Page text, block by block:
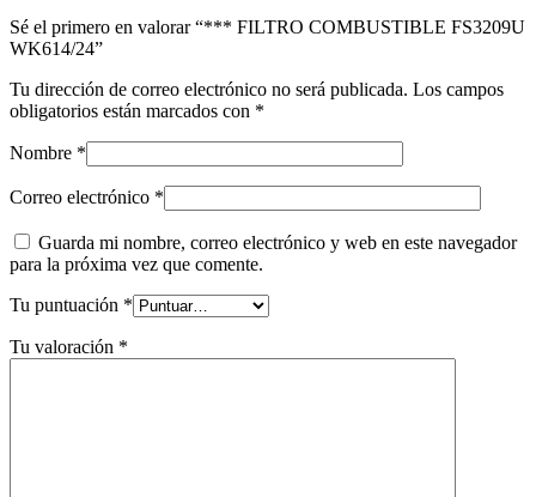
Sé el primero en valorar “*** FILTRO COMBUSTIBLE FS3209U
WK614/24”
Tu dirección de correo electrónico no será publicada. Los campos
obligatorios están marcados con *
Nombre *
Correo electrónico *
Guarda mi nombre, correo electrónico y web en este navegador
para la próxima vez que comente.
Tu puntuación *
Tu valoración *